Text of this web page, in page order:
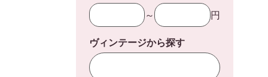
～
円
ヴィンテージから探す